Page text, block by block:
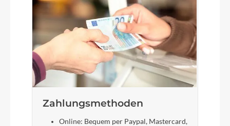
Zahlungsmethoden
Online: Bequem per Paypal, Mastercard,